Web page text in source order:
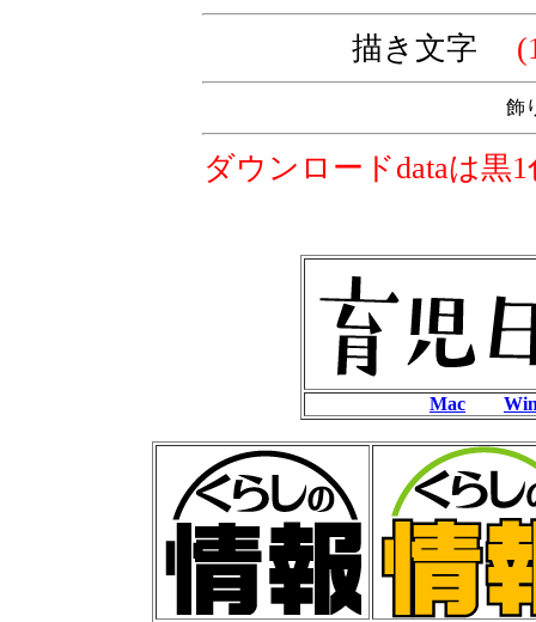
描き文字
ダウンロードdataは黒
Mac